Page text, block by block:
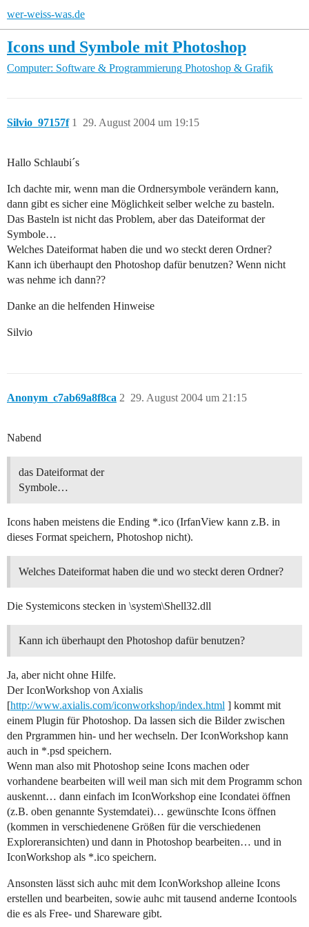
wer-weiss-was.de
Icons und Symbole mit Photoshop
Computer: Software & Programmierung Photoshop & Grafik
Silvio_97157f 29. August 2004 um 19:15
1
Hallo Schlaubi´s
Ich dachte mir, wenn man die Ordnersymbole verändern kann,
dann gibt es sicher eine Möglichkeit selber welche zu basteln.
Das Basteln ist nicht das Problem, aber das Dateiformat der
Symbole…
Welches Dateiformat haben die und wo steckt deren Ordner?
Kann ich überhaupt den Photoshop dafür benutzen? Wenn nicht
was nehme ich dann??
Danke an die helfenden Hinweise
Silvio
Anonym_c7ab69a8f8ca 29. August 2004 um 21:15
2
Nabend
das Dateiformat der
Symbole…
Icons haben meistens die Ending *.ico (IrfanView kann z.B. in
dieses Format speichern, Photoshop nicht).
Welches Dateiformat haben die und wo steckt deren Ordner?
Die Systemicons stecken in \system\Shell32.dll
Kann ich überhaupt den Photoshop dafür benutzen?
Ja, aber nicht ohne Hilfe.
Der IconWorkshop von Axialis
[http://www.axialis.com/iconworkshop/index.html ] kommt mit
einem Plugin für Photoshop. Da lassen sich die Bilder zwischen
den Prgrammen hin- und her wechseln. Der IconWorkshop kann
auch in *.psd speichern.
Wenn man also mit Photoshop seine Icons machen oder
vorhandene bearbeiten will weil man sich mit dem Programm schon
auskennt… dann einfach im IconWorkshop eine Icondatei öffnen
(z.B. oben genannte Systemdatei)… gewünschte Icons öffnen
(kommen in verschiedenene Größen für die verschiedenen
Exploreransichten) und dann in Photoshop bearbeiten… und in
IconWorkshop als *.ico speichern.
Ansonsten lässt sich auhc mit dem IconWorkshop alleine Icons
erstellen und bearbeiten, sowie auhc mit tausend anderne Icontools
die es als Free- und Shareware gibt.